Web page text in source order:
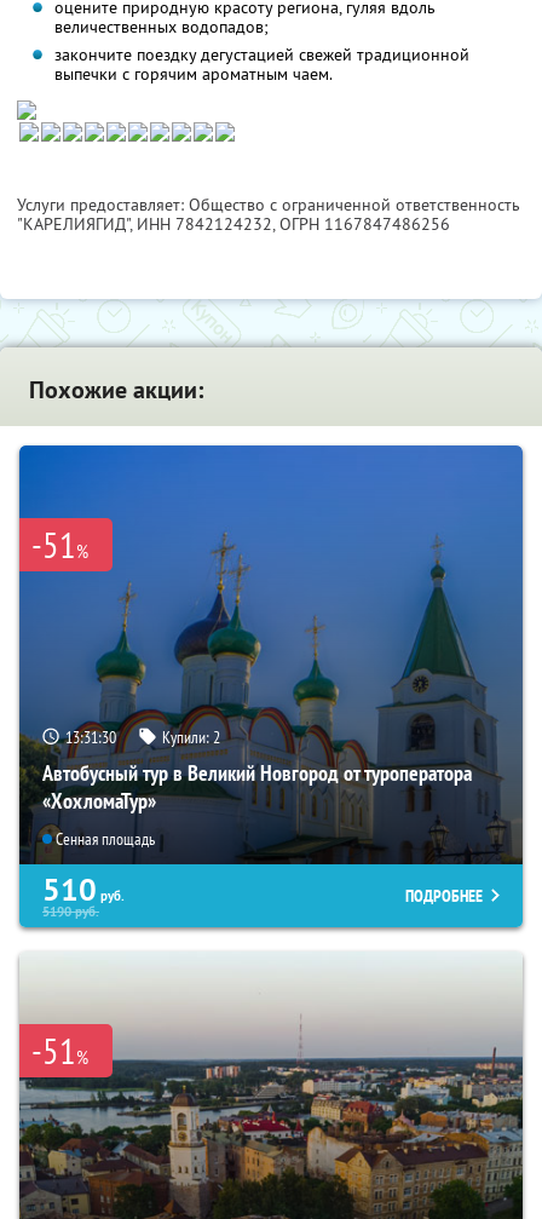
оцените природную красоту региона, гуляя вдоль
величественных водопадов;
закончите поездку дегустацией свежей традиционной
выпечки с горячим ароматным чаем.
Услуги предоставляет: Общество с ограниченной ответственность
"КАРЕЛИЯГИД", ИНН 7842124232, ОГРН 1167847486256
Похожие акции:
-51%
13:31:28 Купили:2
Автобусный тур в Великий Новгород от туроператора
«ХохломаТур»
Сенная площадь
510 руб.
5190руб.
ПОДРОБНЕЕ
-51%